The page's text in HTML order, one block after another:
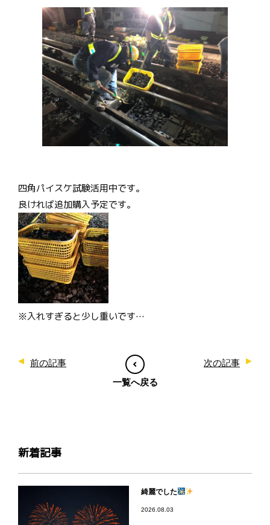
四角パイスケ試験活用中です。
良ければ追加購入予定です。
※入れすぎると少し重いです…
前の記事
一覧へ戻る
次の記事
新着記事
綺麗でした
2026.08.03